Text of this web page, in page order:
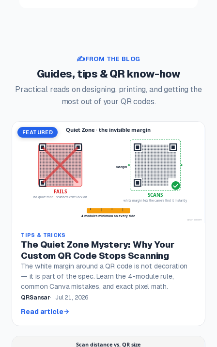
✍️FROM THE BLOG
Guides, tips & QR know-how
Practical reads on designing, printing, and getting the
most out of your QR codes.
FEATURED
TIPS & TRICKS
The Quiet Zone Mystery: Why Your
Custom QR Code Stops Scanning
The white margin around a QR code is not decoration
— it is part of the spec. Learn the 4-module rule,
common Canva mistakes, and exact pixel math.
QRSansar Jul 21, 2026
Read article